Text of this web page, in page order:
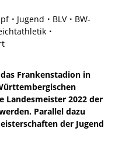
Jugend BLV
BW-
Frankenstadion in
Landesmeister 2022 der
Parallel dazu
der Jugend